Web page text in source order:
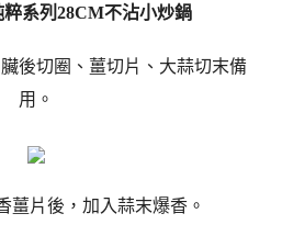
粹系列28CM不沾小炒鍋
後切圈、薑切片、大蒜切末備
用。
薑片後，加入蒜末爆香。